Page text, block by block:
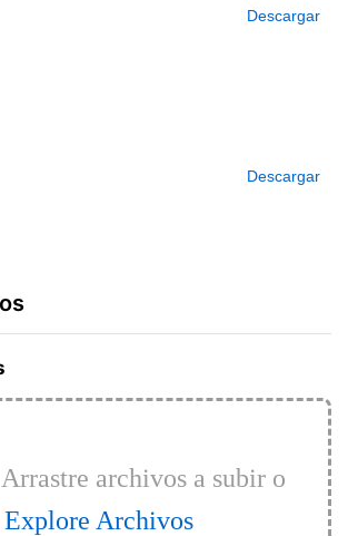
Descargar
Descargar
Arrastre archivos a subir o
Explore Archivos